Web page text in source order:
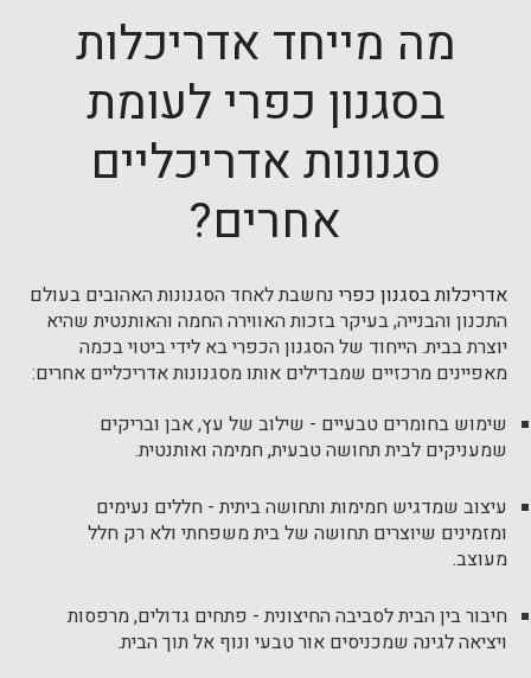
מה מייחד אדריכלות
בסגנון כפרי לעומת
סגנונות אדריכליים
אחרים?
אדריכלות בסגנון כפרי נחשבת לאחד הסגנונות האהובים בעולם
התכנון והבנייה, בעיקר בזכות האווירה החמה והאותנטית שהיא
יוצרת בבית. הייחוד של הסגנון הכפרי בא לידי ביטוי בכמה
מאפיינים מרכזיים שמבדילים אותו מסגנונות אדריכליים אחרים:
שימוש בחומרים טבעיים - שילוב של עץ, אבן ובריקים
שמעניקים לבית תחושה טבעית, חמימה ואותנטית.
עיצוב שמדגיש חמימות ותחושה ביתית - חללים נעימים
ומזמינים שיוצרים תחושה של בית משפחתי ולא רק חלל
מעוצב.
חיבור בין הבית לסביבה החיצונית - פתחים גדולים, מרפסות
ויציאה לגינה שמכניסים אור טבעי ונוף אל תוך הבית.